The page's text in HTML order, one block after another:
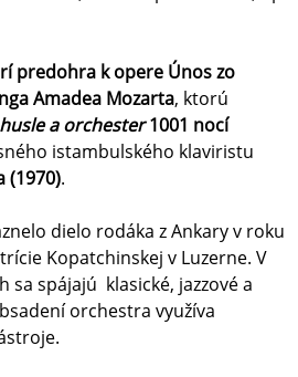
predohra k opere Únos zo
Amadea Mozarta, ktorú
a orchester1001 nocí
istambulského klaviristu
(1970).
dielo rodáka z Ankary v roku
Kopatchinskej v Luzerne. V
sa spájajú klasické, jazzové a
orchestra využíva